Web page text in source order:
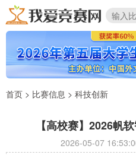
首页 > 比赛信息 > 科技创新
【高校赛】2026帆
2026-05-07